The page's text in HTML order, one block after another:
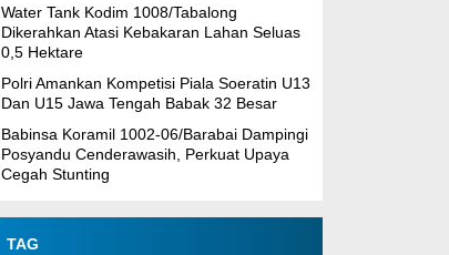
Water Tank Kodim 1008/Tabalong
Dikerahkan Atasi Kebakaran Lahan Seluas
0,5 Hektare
Polri Amankan Kompetisi Piala Soeratin U13
Dan U15 Jawa Tengah Babak 32 Besar
Babinsa Koramil 1002-06/Barabai Dampingi
Posyandu Cenderawasih, Perkuat Upaya
Cegah Stunting
TAG